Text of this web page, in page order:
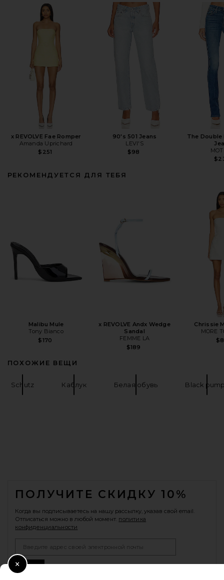
x REVOLVE Fae Romper
Amanda Uprichard
$251
90's 501 Jeans
LEVI'S
$98
The Double
РЕКОМЕНДУЕТСЯ ДЛЯ ТЕБЯ
Malibu Mule
Tony Bianco
$170
x REVOLVE Andx Wedge
Sandal
FEMME LA
$189
Chrissie
MORE
ПОХОЖИЕ ВЕЩИ
Schutz Каблук Белая обувь Black
ПОЛУЧИТЕ СКИДКУ 10%
Когда вы подписываетесь на нашу рассылку, указав свой email.
Отписаться можно в любой момент. политика
конфиденциальности
Close Modal